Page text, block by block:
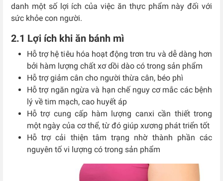
danh một số lợi ích của việc ăn thực phẩm này đối với
sức khỏe con người.
2.1 Lợi ích khi ăn bánh mì
Hỗ trợ hệ tiêu hóa hoạt động trơn tru và dễ dàng hơn
bởi hàm lượng chất xơ dồi dào có trong sản phẩm
Hỗ trợ giảm cân cho người thừa cân, béo phì
Hỗ trợ ngăn ngừa và hạn chế nguy cơ mắc các bệnh
lý về tim mạch, cao huyết áp
Hỗ trợ cung cấp hàm lượng canxi cần thiết trong
một ngày của cơ thể, từ đó giúp xương phát triển tốt
Hỗ trợ cải thiện tâm trạng nhờ thành phần các
nguyên tố vi lượng có trong sản phẩm